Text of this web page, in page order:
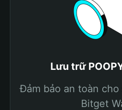
Lưu trữ
Đảm bảo an toàn cho
Bitget